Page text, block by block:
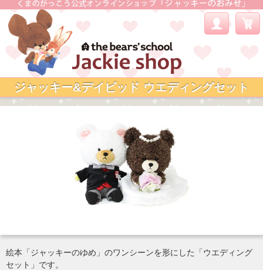
ジャッキー&デイビッド ウエディングセット
絵本「ジャッキーのゆめ」のワンシーンを形にした「ウエディング
セット」です。